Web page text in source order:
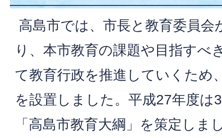
高島市では、市長と教育委員会
り、本市教育の課題や目指すべ
て教育行政を推進していくため
を設置しました。平成27年度は
「高島市教育大綱」を策定しま